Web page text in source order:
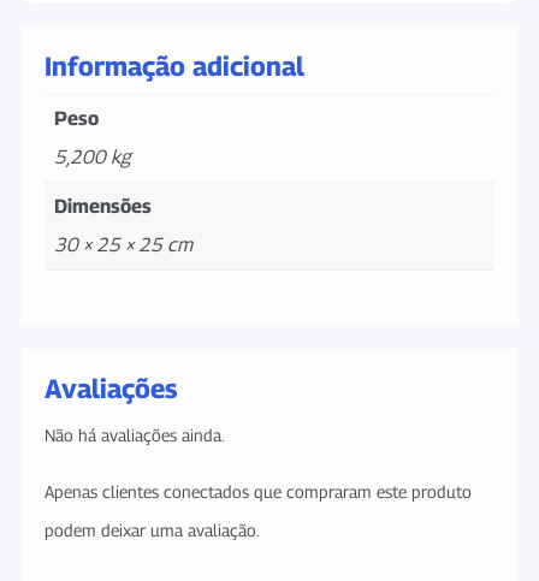
Informação adicional
Peso
5,200 kg
Dimensões
30 × 25 × 25 cm
Avaliações
Não há avaliações ainda.
Apenas clientes conectados que compraram este produto
podem deixar uma avaliação.